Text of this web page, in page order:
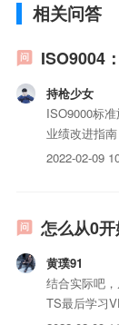
相关问答
ISO9004
持枪少女
ISO9000标
业绩改进指
是对的。
2022-02-09
怎么从0
黄璞91
结合实际吧
TS最后学习